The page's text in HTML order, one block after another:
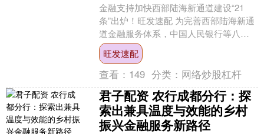
金融支持加快西部陆海新通道建设“21
条”出炉！旺发速配 为完善西部陆海新通
道金融服务体系，中国人民银行等八部
门12月24日联合发布《关于金融支持加
快西部陆海新通....
旺发速配
查看： 149 分类： 网络炒股杠杆
君子配资 农行成都分行：探
索出兼具温度与效能的乡村
振兴金融服务新路径